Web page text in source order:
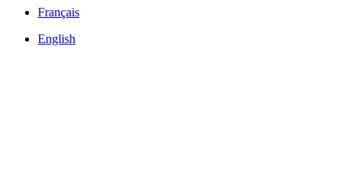
Français
English